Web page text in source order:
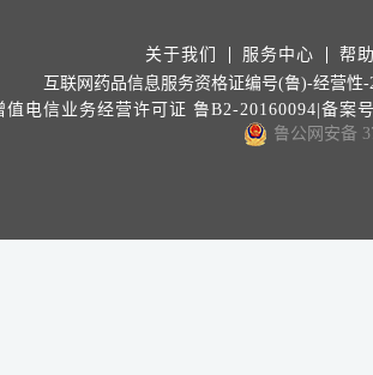
关于我们 服务中心
帮
互联网药品信息服务资格证编号(鲁)-经营性-
值电信业务经营许可证 鲁B2-20160094|备案
鲁公网安备